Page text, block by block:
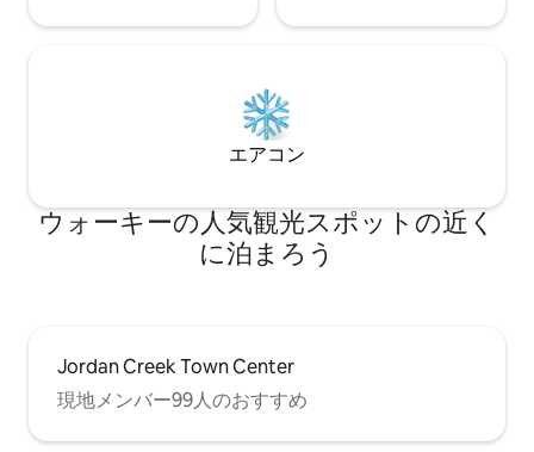
エアコン
ウォーキーの人気観光スポットの近く
に泊まろう
Jordan Creek Town Center
現地メンバー99人のおすすめ